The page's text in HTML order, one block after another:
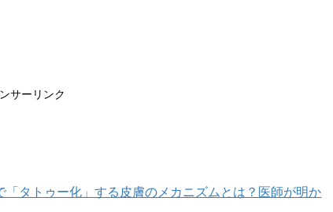
サーリンク
タトゥー化」する皮膚のメカニズムとは？医師が明か